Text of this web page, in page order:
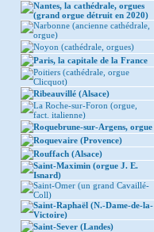
Nantes, la cathédrale, orgues
(grand orgue détruit en 2020)
Narbonne (ancienne cathédrale,
orgue)
Noyon (cathédrale, orgues)
Paris, la capitale de la France
Poitiers (cathédrale, orgue
Clicquot)
Ribeauvillé (Alsace)
La Roche-sur-Foron (orgue,
fact. italienne)
Roquebrune-sur-Argens, orgue
Roquevaire (Provence)
Rouffach (Alsace)
Saint-Maximin (orgue J. E.
Isnard)
Saint-Omer (un grand Cavaillé-
Coll)
Saint-Raphaël (N.-Dame-de-la-
Victoire)
Saint-Sever (Landes)